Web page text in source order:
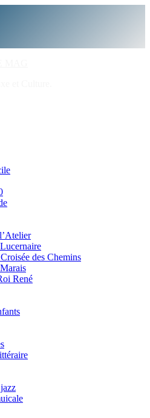
des Chemins
René